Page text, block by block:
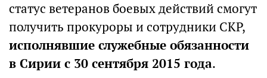
статус ветеранов боевых действий смогут
получить прокуроры и сотрудники СКР,
исполнявшие служебные обязанности
в Сирии с 30 сентября 2015 года.